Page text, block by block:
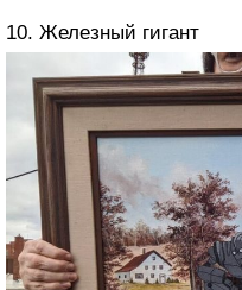
10. Железный гигант